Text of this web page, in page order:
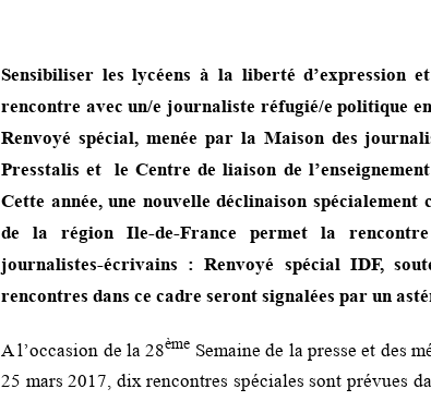
Sensibiliser les lycéens à la liberté d’expression
rencontre avec un/e journaliste réfugié/e politique
Renvoyé spécial, menée par la Maison des
Presstalis et le Centre de liaison de
Cette année, une nouvelle déclinaison spécialement
de la région Ile-de-France permet la
journalistes-écrivains : Renvoyé spécial IDF,
rencontres dans ce cadre seront signalées par un
A l’occasion de la 28ème Semaine de la presse et des
25 mars 2017, dix rencontres spéciales sont prévues